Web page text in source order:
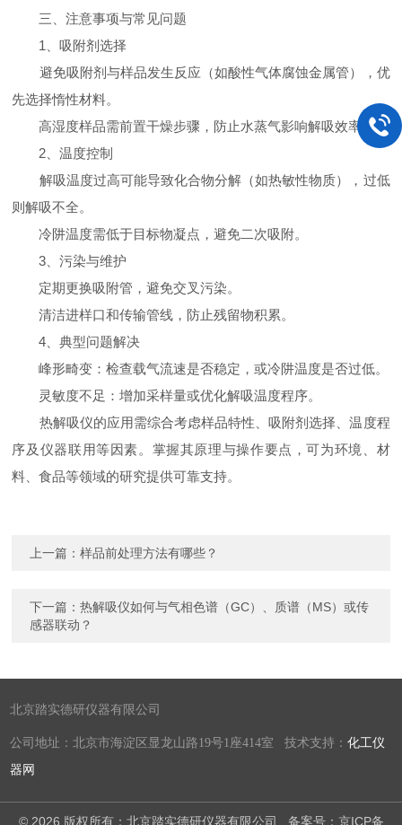
三、注意事项与常见问题
1、吸附剂选择
避免吸附剂与样品发生反应（如酸性气体腐蚀金属管），优
先选择惰性材料。
高湿度样品需前置干燥步骤，防止水蒸气影响解吸效率。
2、温度控制
解吸温度过高可能导致化合物分解（如热敏性物质），过低
则解吸不全。
冷阱温度需低于目标物凝点，避免二次吸附。
3、污染与维护
定期更换吸附管，避免交叉污染。
清洁进样口和传输管线，防止残留物积累。
4、典型问题解决
峰形畸变：检查载气流速是否稳定，或冷阱温度是否过低。
灵敏度不足：增加采样量或优化解吸温度程序。
热解吸仪的应用需综合考虑样品特性、吸附剂选择、温度程
序及仪器联用等因素。掌握其原理与操作要点，可为环境、材
料、食品等领域的研究提供可靠支持。
上一篇：样品前处理方法有哪些？
下一篇：热解吸仪如何与气相色谱（GC）、质谱（MS）或传
感器联动？
北京踏实德研仪器有限公司
公司地址：北京市海淀区显龙山路19号1座414室 技术支持：化工仪
器网
© 2026 版权所有：北京踏实德研仪器有限公司 备案号：京ICP备